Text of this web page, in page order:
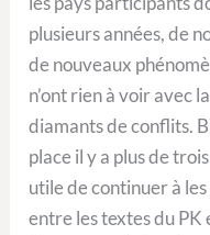
plusieurs années, de
de nouveaux
n’ont rien à voir avec
diamants de conflits.
place il y a plus de
utile de continuer à
entre les textes du